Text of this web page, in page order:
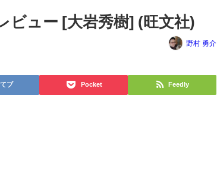
ビュー [大岩秀樹] (旺文社)
野村 勇介
ブ Pocket Feedly